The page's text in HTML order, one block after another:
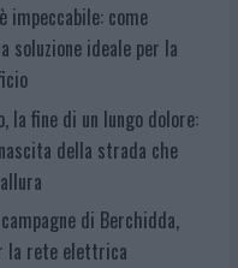
impeccabile: come
soluzione ideale per la
la fine di un lungo dolore:
della strada che
di Berchidda,
la rete elettrica